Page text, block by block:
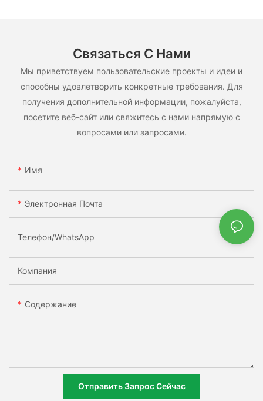
Связаться С Нами
Мы приветствуем пользовательские проекты и идеи и
способны удовлетворить конкретные требования. Для
получения дополнительной информации, пожалуйста,
посетите веб-сайт или свяжитесь с нами напрямую с
вопросами или запросами.
Имя
Электронная Почта
Телефон/WhatsApp
Компания
Содержание
Отправить Запрос Сейчас